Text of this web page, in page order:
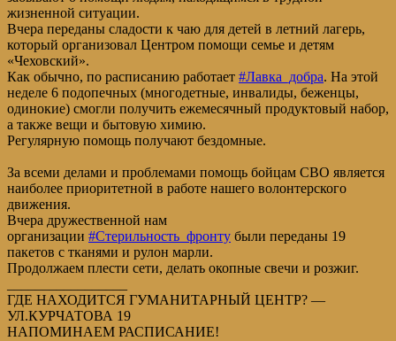
жизненной ситуации.
Вчера переданы сладости к чаю для детей в летний лагерь,
который организовал Центром помощи семье и детям
«Чеховский».
Как обычно, по расписанию работает #Лавка_добра. На этой
неделе 6 подопечных (многодетные, инвалиды, беженцы,
одинокие) смогли получить ежемесячный продуктовый набор,
а также вещи и бытовую химию.
Регулярную помощь получают бездомные.
За всеми делами и проблемами помощь бойцам СВО является
наиболее приоритетной в работе нашего волонтерского
движения.
Вчера дружественной нам
организации #Стерильность_фронту были переданы 19
пакетов с тканями и рулон марли.
Продолжаем плести сети, делать окопные свечи и розжиг.
ГДЕ НАХОДИТСЯ ГУМАНИТАРНЫЙ ЦЕНТР? —
УЛ.КУРЧАТОВА 19
НАПОМИНАЕМ РАСПИСАНИЕ!